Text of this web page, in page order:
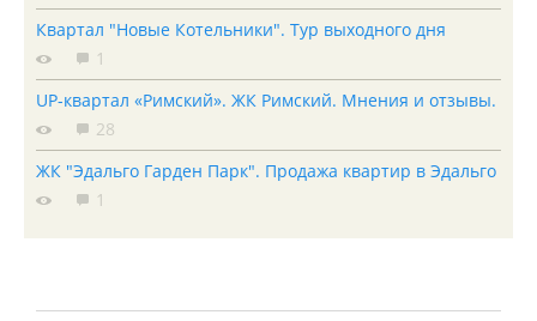
Квартал "Новые Котельники". Тур выходного дня
1
UP-квартал «Римский». ЖК Римский. Мнения и отзывы.
28
ЖК "Эдальго Гарден Парк". Продажа квартир в Эдальго
1